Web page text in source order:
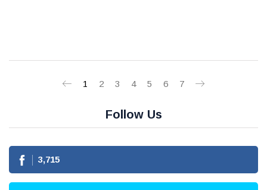
1 2 3 4 5 6 7
Follow Us
3,715